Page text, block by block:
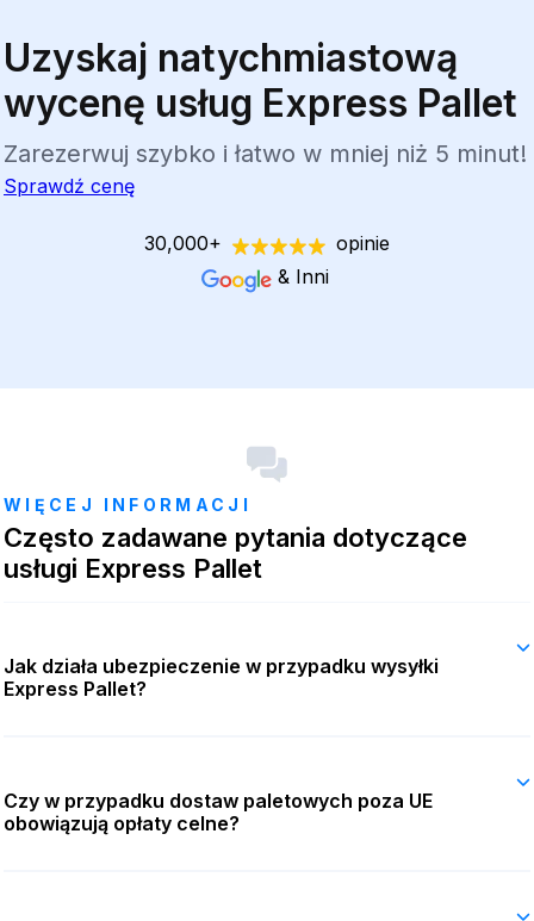
Uzyskaj natychmiastową
wycenę usług Express Pallet
Zarezerwuj szybko i łatwo w mniej niż 5 minut!
Sprawdź cenę
30,000+
opinie
& Inni
WIĘCEJ INFORMACJI
Często zadawane pytania dotyczące
usługi Express Pallet
Jak działa ubezpieczenie w przypadku wysyłki
Express Pallet?
Czy w przypadku dostaw paletowych poza UE
obowiązują opłaty celne?